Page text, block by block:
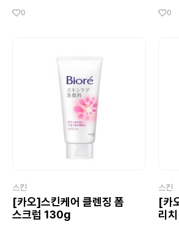
0 0
스킨
[카오]스킨케어 클렌징 폼
스크럽 130g
스킨
[카
리